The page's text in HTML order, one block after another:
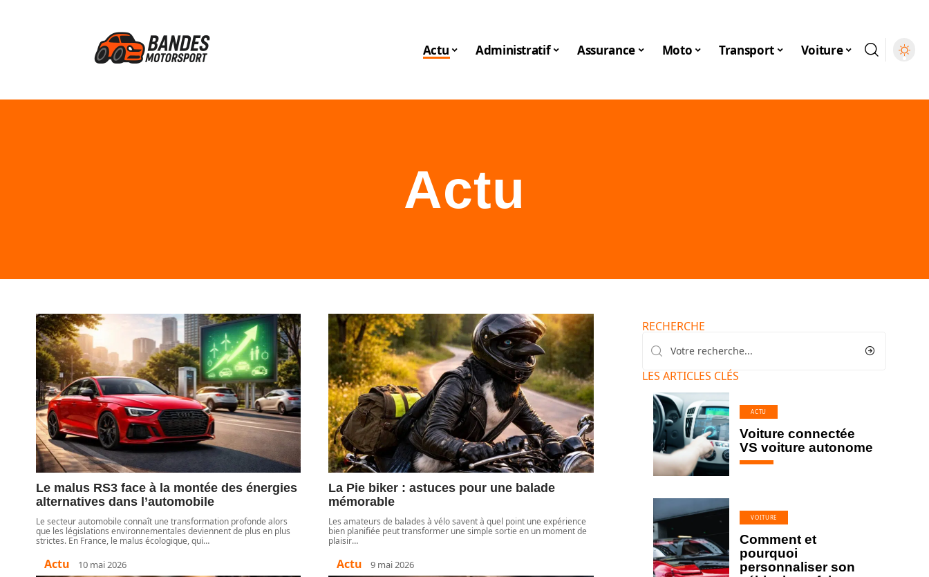
Actu Administratif Assurance Moto Transport Voiture
Actu
Le malus RS3 face à la montée des énergies
alternatives dans l’automobile
Le secteur automobile connaît une transformation profonde alors
que les législations environnementales deviennent de plus en plus
strictes. En France, le malus écologique, qui…
Actu 10 mai 2026
La Pie biker : astuces pour une balade
mémorable
Les amateurs de balades à vélo savent à quel point une expérience
bien planifiée peut transformer une simple sortie en un moment de
plaisir…
Actu 9 mai 2026
RECHERCHE
LES ARTICLES CLÉS
ACTU
Voiture connectée
VS voiture autonome
VOITURE
Comment et
pourquoi
personnaliser son